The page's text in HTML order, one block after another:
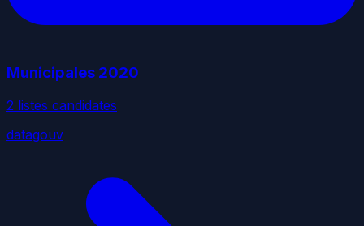
Municipales 2020
2 listes candidates
datagouv